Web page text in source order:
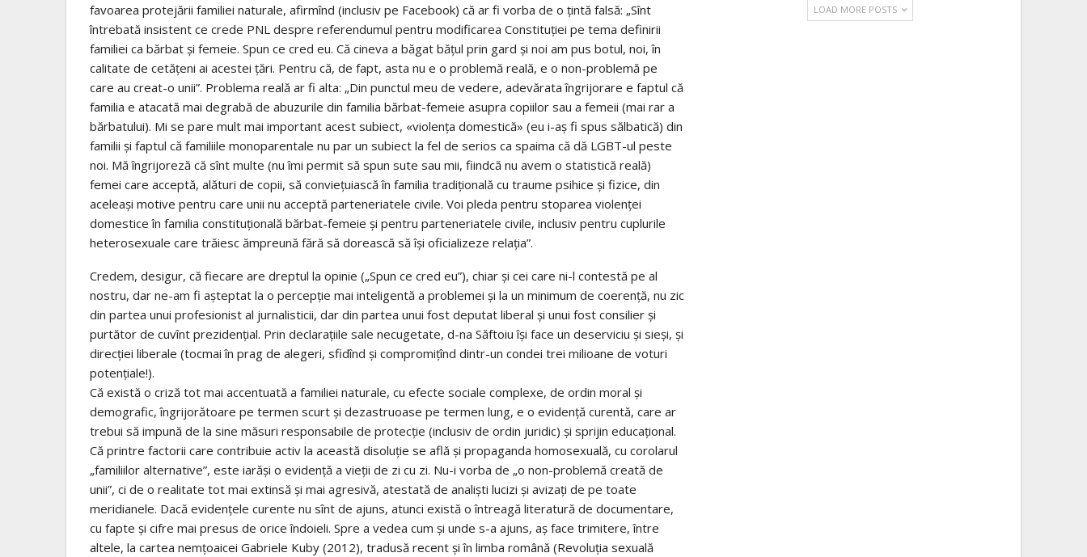
favoarea protejării familiei naturale, afirmînd (inclusiv pe Facebook) că ar fi vorba de o țintă falsă: „Sînt
întrebată insistent ce crede PNL despre referendumul pentru modificarea Constituției pe tema definirii
familiei ca bărbat și femeie. Spun ce cred eu. Că cineva a băgat bățul prin gard și noi am pus botul, noi, în
calitate de cetățeni ai acestei țări. Pentru că, de fapt, asta nu e o problemă reală, e o non-problemă pe
care au creat-o unii”. Problema reală ar fi alta: „Din punctul meu de vedere, adevărata îngrijorare e faptul că
familia e atacată mai degrabă de abuzurile din familia bărbat-femeie asupra copiilor sau a femeii (mai rar a
bărbatului). Mi se pare mult mai important acest subiect, «violența domestică» (eu i-aș fi spus sălbatică) din
familii și faptul că familiile monoparentale nu par un subiect la fel de serios ca spaima că dă LGBT-ul peste
noi. Mă îngrijoreză că sînt multe (nu îmi permit să spun sute sau mii, fiindcă nu avem o statistică reală)
femei care acceptă, alături de copii, să conviețuiască în familia tradițională cu traume psihice și fizice, din
aceleași motive pentru care unii nu acceptă parteneriatele civile. Voi pleda pentru stoparea violenței
domestice în familia constituțională bărbat-femeie și pentru parteneriatele civile, inclusiv pentru cuplurile
heterosexuale care trăiesc ămpreună fără să dorească să își oficializeze relația”.
Credem, desigur, că fiecare are dreptul la opinie („Spun ce cred eu”), chiar și cei care ni-l contestă pe al
nostru, dar ne-am fi așteptat la o percepție mai inteligentă a problemei și la un minimum de coerență, nu zic
din partea unui profesionist al jurnalisticii, dar din partea unui fost deputat liberal și unui fost consilier și
purtător de cuvînt prezidențial. Prin declarațiile sale necugetate, d-na Săftoiu își face un deserviciu și sieși, și
direcției liberale (tocmai în prag de alegeri, sfidînd și compromițînd dintr-un condei trei milioane de voturi
potențiale!).
Că există o criză tot mai accentuată a familiei naturale, cu efecte sociale complexe, de ordin moral și
demografic, îngrijorătoare pe termen scurt și dezastruoase pe termen lung, e o evidență curentă, care ar
trebui să impună de la sine măsuri responsabile de protecție (inclusiv de ordin juridic) și sprijin educațional.
Că printre factorii care contribuie activ la această disoluție se află și propaganda homosexuală, cu corolarul
„familiilor alternative”, este iarăși o evidență a vieții de zi cu zi. Nu-i vorba de „o non-problemă creată de
unii”, ci de o realitate tot mai extinsă și mai agresivă, atestată de analiști lucizi și avizați de pe toate
meridianele. Dacă evidențele curente nu sînt de ajuns, atunci există o întreagă literatură de documentare,
cu fapte și cifre mai presus de orice îndoieli. Spre a vedea cum și unde s-a ajuns, aș face trimitere, între
altele, la cartea nemțoaicei Gabriele Kuby (2012), tradusă recent și în limba română (Revoluția sexuală
LOAD MORE POSTS